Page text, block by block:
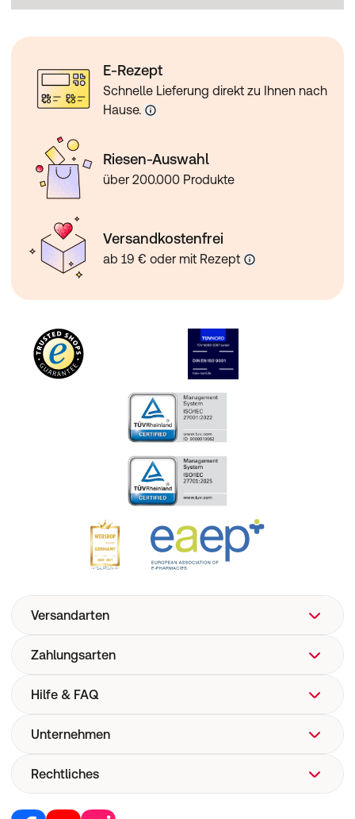
E-Rezept
Schnelle Lieferung direkt zu Ihnen nach
Hause.
Riesen-Auswahl
über 200.000 Produkte
Versandkostenfrei
ab 19 € oder mit Rezept
Versandarten
Zahlungsarten
Hilfe & FAQ
FAQ
Versand
Unternehmen
Über uns
Corporate Website
Rechtliches